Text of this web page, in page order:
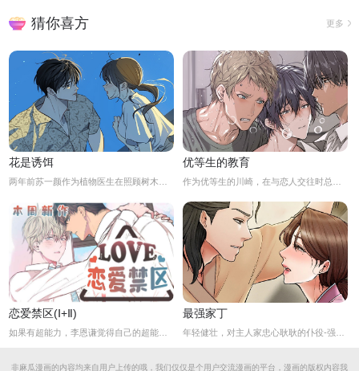
猜你喜方 更多
花是诱饵 优等生的教育
恋爱禁区(Ⅰ+Ⅱ)
如果有超能力，李恩谦觉得自己的超能力一定是垃圾回收站。为什么从小到他，他交往的人全是渣男呢？？他除了颜控，对于对象真的不挑的啊！！直到他严厉的上司，他的外貌理想型，对他表现出似有若无的好感……他一定喜欢自己吧？这次有希望摆脱渣男了！少年人，太天真啦，非酋是一辈子的事哟。
最强家丁
年轻健壮，对主人家忠心耿耿的仆役-强石，某夜意外目睹大监夫人自我安慰的画面。明知眼前是个火坑，他仍然义无返顾地跳了下去！「夫人，小的乐意填补你空虚寂寞的心灵…」
非麻瓜漫画的内容均来自用户上传的哦，我们仅仅是个用户交流漫画的平台，漫画的版权内容我